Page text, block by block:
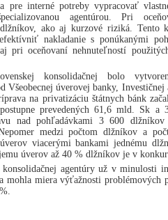
pre interné potreby vypracovať
agentúrou. Pri
ako aj kurzové riziká. Tento
nakladanie s ponúkanými
pri oceňovaní nehnuteľností
konsolidačnej bolo
Všeobecnej úverovej banky,
na privatizáciu štátnych bánk
prevedených 61,6 mld. Sk
nad pohľadávkami 3 600
medzi počtom dlžníkov a
viacerými bankami jednému
úverov až 40 % dlžníkov je v
konsolidačnej agentúry už v minulosti
mohla miera výťažnosti problémových